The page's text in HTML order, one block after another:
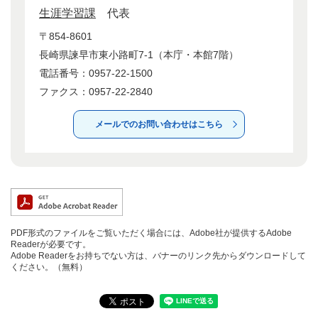
生涯学習課 代表
〒854-8601
長崎県諫早市東小路町7-1（本庁・本館7階）
電話番号：0957-22-1500
ファクス：0957-22-2840
メールでのお問い合わせはこちら
PDF形式のファイルをご覧いただく場合には、Adobe社が提供するAdobe
Readerが必要です。
Adobe Readerをお持ちでない方は、バナーのリンク先からダウンロードして
ください。（無料）